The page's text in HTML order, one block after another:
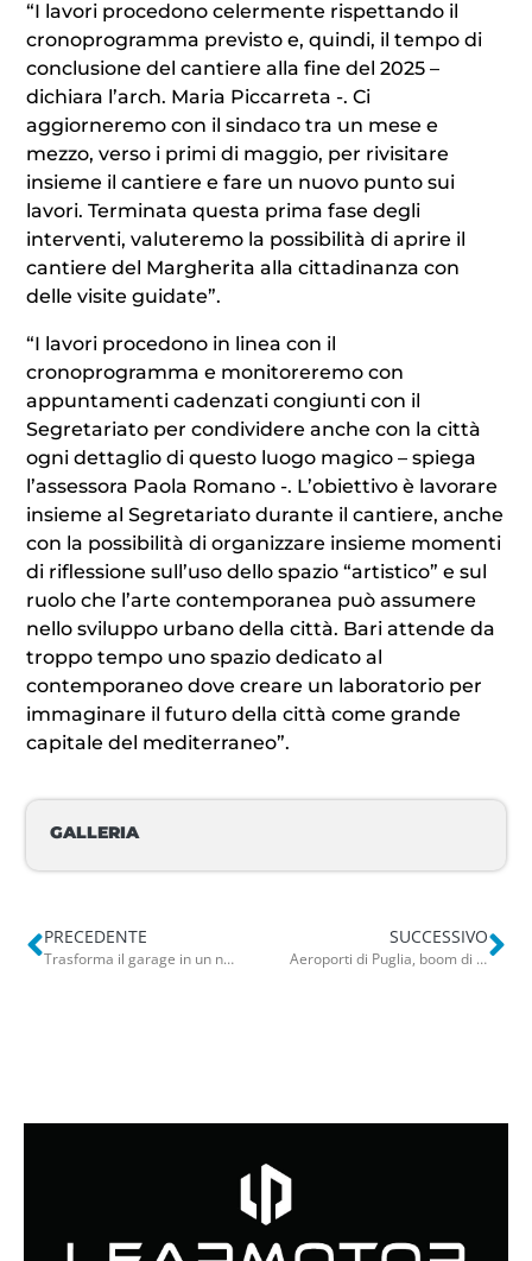
“I lavori procedono celermente rispettando il
cronoprogramma previsto e, quindi, il tempo di
conclusione del cantiere alla fine del 2025 –
dichiara l’arch. Maria Piccarreta -. Ci
aggiorneremo con il sindaco tra un mese e
mezzo, verso i primi di maggio, per rivisitare
insieme il cantiere e fare un nuovo punto sui
lavori. Terminata questa prima fase degli
interventi, valuteremo la possibilità di aprire il
cantiere del Margherita alla cittadinanza con
delle visite guidate”.
“I lavori procedono in linea con il
cronoprogramma e monitoreremo con
appuntamenti cadenzati congiunti con il
Segretariato per condividere anche con la città
ogni dettaglio di questo luogo magico – spiega
l’assessora Paola Romano -. L’obiettivo è lavorare
insieme al Segretariato durante il cantiere, anche
con la possibilità di organizzare insieme momenti
di riflessione sull’uso dello spazio “artistico” e sul
ruolo che l’arte contemporanea può assumere
nello sviluppo urbano della città. Bari attende da
troppo tempo uno spazio dedicato al
contemporaneo dove creare un laboratorio per
immaginare il futuro della città come grande
capitale del mediterraneo”.
GALLERIA
PRECEDENTE
Trasforma il garage in un negozio per la vendita di liquido per sigarette elettroniche: denunciato 74enne
SUCCESSIVO
Aeroporti di Puglia, boom di passeggeri a marzo 2025: dati in crescita. Bene anche lo scalo di Bari